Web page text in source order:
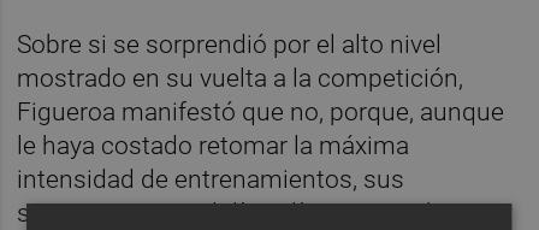
Sobre si se sorprendió por el alto nivel
mostrado en su vuelta a la competición,
Figueroa manifestó que no, porque, aunque
le haya costado retomar la máxima
intensidad de entrenamientos, sus
sensaciones en el día a día son muy buenas